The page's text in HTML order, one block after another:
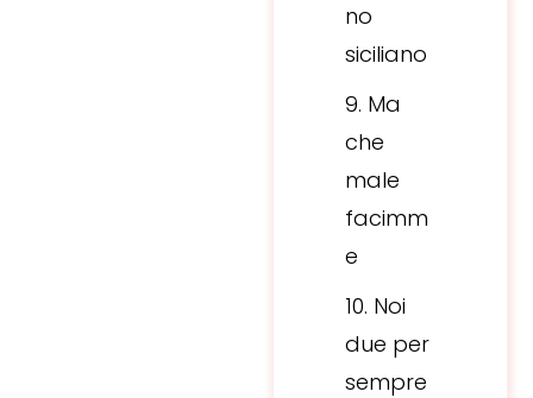
no
siciliano
Ma
che
male
facimm
e
Noi
due per
sempre